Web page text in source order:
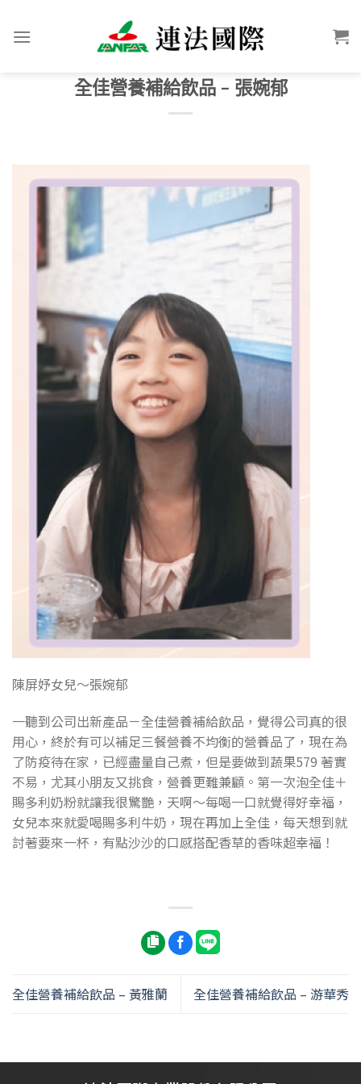
全佳營養補給飲品 – 張婉郁
陳屏妤女兒～張婉郁
一聽到公司出新產品－全佳營養補給飲品，覺得公司真的很
用心，終於有可以補足三餐營養不均衡的營養品了，現在為
了防疫待在家，已經盡量自己煮，但是要做到蔬果579 著實
不易，尤其小朋友又挑食，營養更難兼顧。第一次泡全佳＋
賜多利奶粉就讓我很驚艷，天啊～每喝一口就覺得好幸福，
女兒本來就愛喝賜多利牛奶，現在再加上全佳，每天想到就
討著要來一杯，有點沙沙的口感搭配香草的香味超幸福！
全佳營養補給飲品 – 黃雅蘭 全佳營養補給飲品 – 游華秀